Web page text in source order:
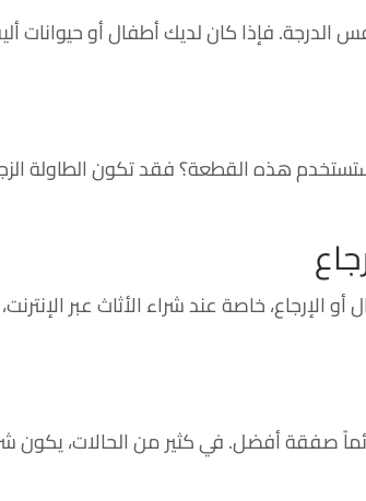
فإذا كان لديك أطفال أو حيوانات
هذه القطعة؟ فقد تكون الطاولة
الإرجاع، خاصة عند شراء الأثاث عبر
صفقة أفضل. في كثير من الحالات، يكون